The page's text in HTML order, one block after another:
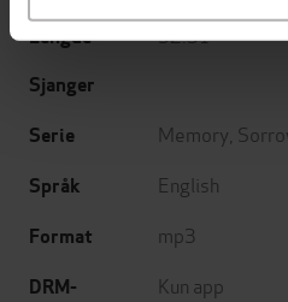
Lengde 32:31
Sjanger
Serie
Memory,
Språk English
Format mp3
DRM-
Kun app